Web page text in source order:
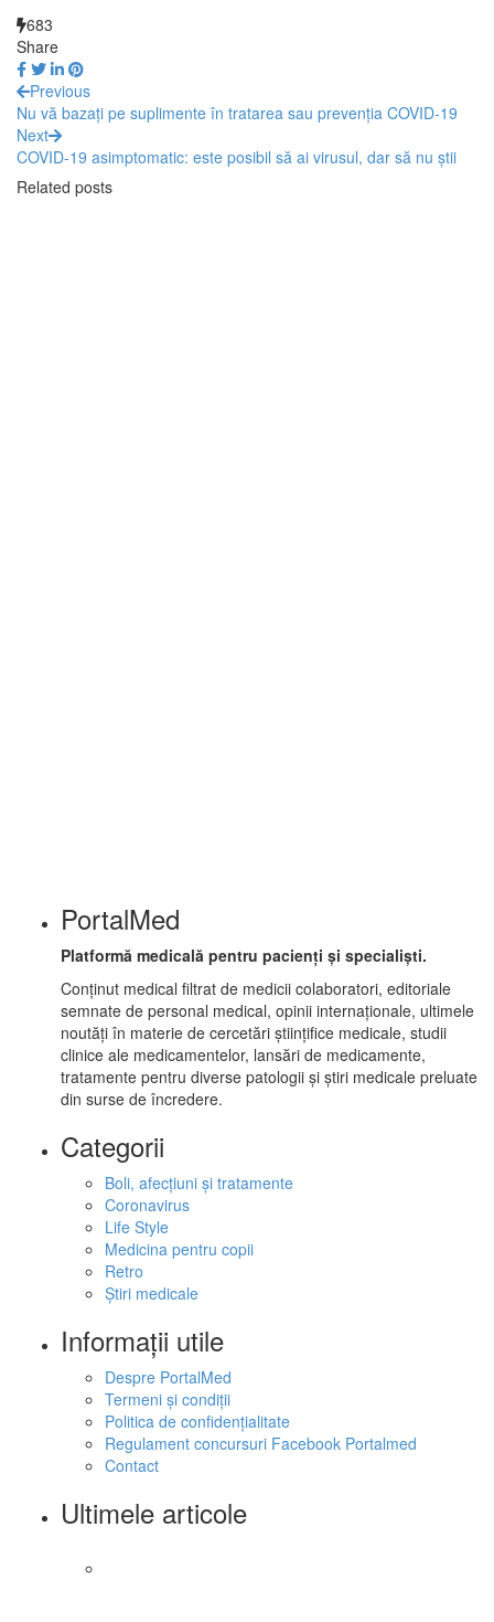
683
Share
Previous
Nu vă bazați pe suplimente în tratarea sau prevenția COVID-19
Next
COVID-19 asimptomatic: este posibil să ai virusul, dar să nu știi
Related posts
PortalMed
Platformă medicală pentru pacienți și specialiști.
Conținut medical filtrat de medicii colaboratori, editoriale
semnate de personal medical, opinii internaționale, ultimele
noutăți în materie de cercetări științifice medicale, studii
clinice ale medicamentelor, lansări de medicamente,
tratamente pentru diverse patologii și știri medicale preluate
din surse de încredere.
Categorii
Boli, afecțiuni și tratamente
Coronavirus
Life Style
Medicina pentru copii
Retro
Ştiri medicale
Informaţii utile
Despre PortalMed
Termeni și condiții
Politica de confidențialitate
Regulament concursuri Facebook Portalmed
Contact
Ultimele articole